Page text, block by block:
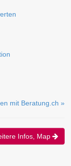
mit Beratung.ch »
Infos, Map